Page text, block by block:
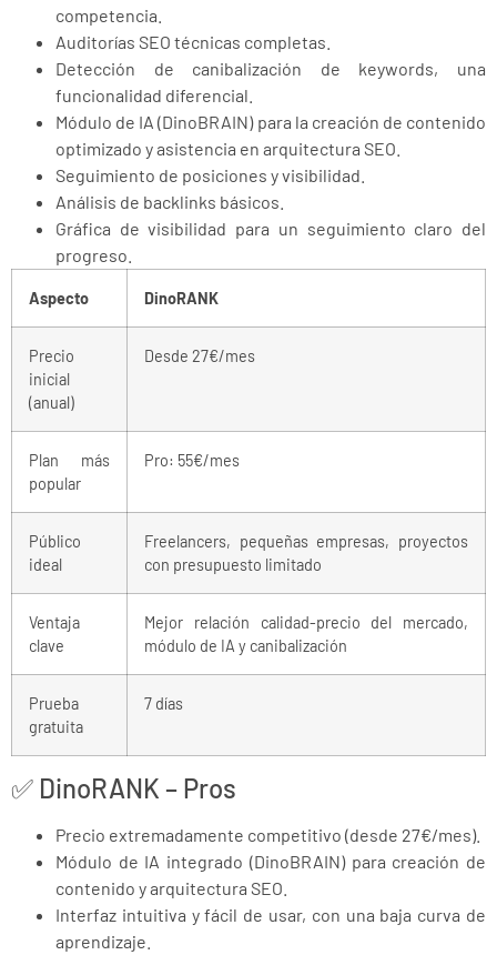
competencia.
Auditorías SEO técnicas completas.
Detección de canibalización de keywords, una
funcionalidad diferencial.
Módulo de IA (DinoBRAIN) para la creación de contenido
optimizado y asistencia en arquitectura SEO.
Seguimiento de posiciones y visibilidad.
Análisis de backlinks básicos.
Gráfica de visibilidad para un seguimiento claro del
progreso.
Aspecto DinoRANK
Precio
inicial
(anual)
Desde 27€/mes
Plan más
popular
Pro: 55€/mes
Público
ideal
Freelancers, pequeñas empresas, proyectos
con presupuesto limitado
Ventaja
clave
Mejor relación calidad-precio del mercado,
módulo de IA y canibalización
Prueba
gratuita
7 días
✅ DinoRANK – Pros
Precio extremadamente competitivo (desde 27€/mes).
Módulo de IA integrado (DinoBRAIN) para creación de
contenido y arquitectura SEO.
Interfaz intuitiva y fácil de usar, con una baja curva de
aprendizaje.